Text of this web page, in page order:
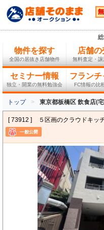
物件を探す
全国の居抜き店舗物件
店舗の
無料査定・譲
セミナー情報
独立・開業の無料勉強会
フランチ
FC情報の比
トップ 東京都板橋区 飲食店(
[ 73912 ] ５区画のクラウドキッ